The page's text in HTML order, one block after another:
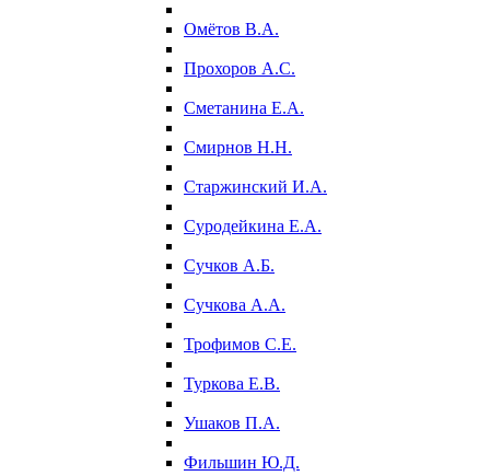
Омётов В.А.
Прохоров А.С.
Сметанина Е.А.
Смирнов Н.Н.
Старжинский И.А.
Суродейкина Е.А.
Сучков А.Б.
Сучкова А.А.
Трофимов С.Е.
Туркова Е.В.
Ушаков П.А.
Фильшин Ю.Д.